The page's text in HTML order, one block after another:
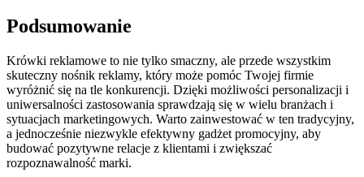
Podsumowanie
Krówki reklamowe to nie tylko smaczny, ale przede wszystkim
skuteczny nośnik reklamy, który może pomóc Twojej firmie
wyróżnić się na tle konkurencji. Dzięki możliwości personalizacji i
uniwersalności zastosowania sprawdzają się w wielu branżach i
sytuacjach marketingowych. Warto zainwestować w ten tradycyjny,
a jednocześnie niezwykle efektywny gadżet promocyjny, aby
budować pozytywne relacje z klientami i zwiększać
rozpoznawalność marki.